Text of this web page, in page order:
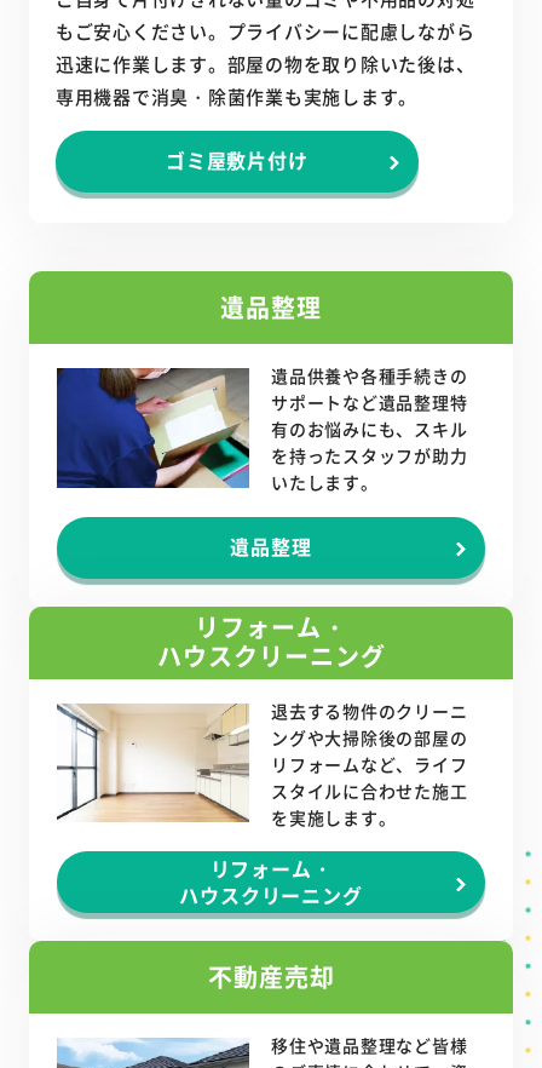
もご安心ください。プライバシーに配慮しながら
迅速に作業します。部屋の物を取り除いた後は、
専用機器で消臭・除菌作業も実施します。
ゴミ屋敷片付け
遺品整理
遺品供養や各種手続きの
サポートなど遺品整理特
有のお悩みにも、スキル
を持ったスタッフが助力
いたします。
遺品整理
リフォーム・
ハウスクリーニング
退去する物件のクリーニ
ングや大掃除後の部屋の
リフォームなど、ライフ
スタイルに合わせた施工
を実施します。
リフォーム・
ハウスクリーニング
不動産売却
移住や遺品整理など皆様